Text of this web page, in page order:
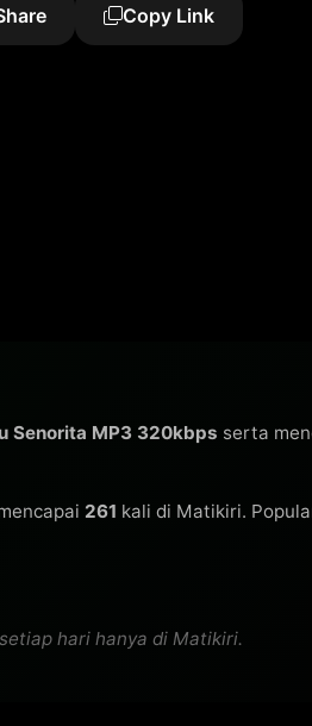
Copy Link
Senorita MP3 320kbps serta
261 kali di Matikiri.
hari hanya di Matikiri.